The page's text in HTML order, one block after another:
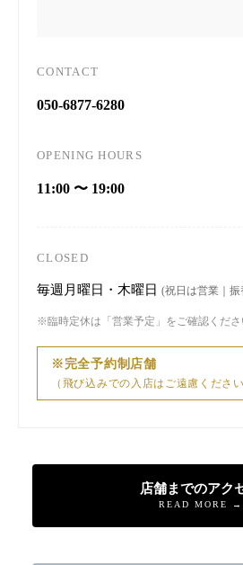
CONTACT
050-6877-6280
OPENING HOURS
11:00 〜 19:00
CLOSED
毎週月曜日・木曜日 (祝日は営業｜
※臨時定休は「営業予定」をご確認くださ
※完全予約制店舗
（飛び込みでの入店はご遠慮ください
店舗までのアク
READ MORE →